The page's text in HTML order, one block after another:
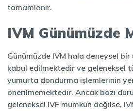
tamamlanır.
IVM Günümüzde
Günümüzde IVM hala deneysel
kabul edilmektedir ve geleneksel
yumurta dondurma işlemlerinin
önerilmemektedir. Ancak bazı
geleneksel IVF mümkün değilse,